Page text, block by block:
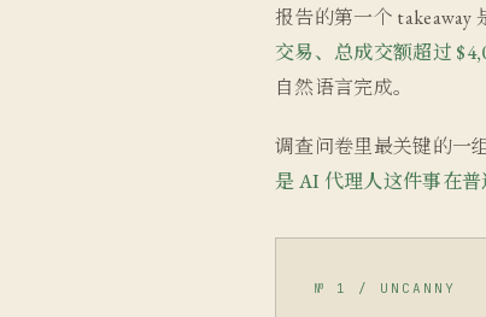
报告的第一个 takeaway
交易、总成交额超过
自然语言完成。
调查问卷里最关键的一
是 AI 代理人这件事在
№ 1 / UNCANNY